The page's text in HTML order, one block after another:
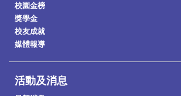
校園金榜
獎學金
校友成就
媒體報導
活動及消息